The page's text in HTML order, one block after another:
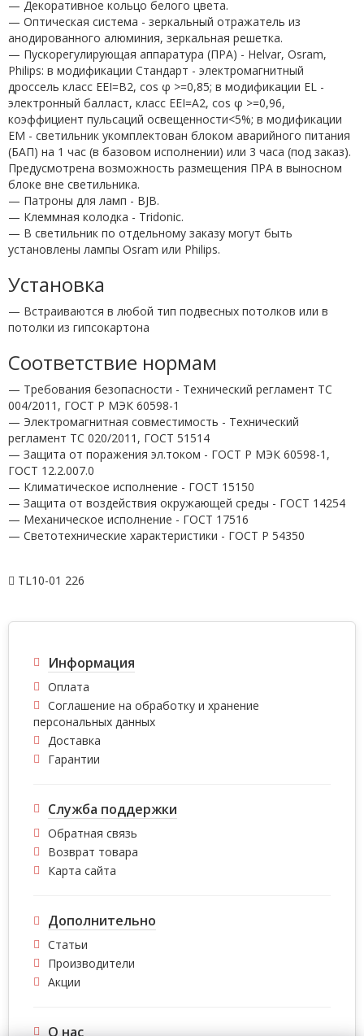
— Декоративное кольцо белого цвета.
— Оптическая система - зеркальный отражатель из
анодированного алюминия, зеркальная решетка.
— Пускорегулирующая аппаратура (ПРА) - Helvar, Osram,
Philips: в модификации Стандарт - электромагнитный
дроссель класс EEI=B2, cos φ >=0,85; в модификации EL -
электронный балласт, класс EEI=A2, cos φ >=0,96,
коэффициент пульсаций освещенности<5%; в модификации
EM - светильник укомплектован блоком аварийного питания
(БАП) на 1 час (в базовом исполнении) или 3 часа (под заказ).
Предусмотрена возможность размещения ПРА в выносном
блоке вне светильника.
— Патроны для ламп - BJB.
— Клеммная колодка - Tridonic.
— В светильник по отдельному заказу могут быть
установлены лампы Osram или Philips.
Установка
— Встраиваются в любой тип подвесных потолков или в
потолки из гипсокартона
Соответствие нормам
— Требования безопасности - Технический регламент ТС
004/2011, ГОСТ Р МЭК 60598-1
— Электромагнитная совместимость - Технический
регламент ТС 020/2011, ГОСТ 51514
— Защита от поражения эл.током - ГОСТ Р МЭК 60598-1,
ГОСТ 12.2.007.0
— Климатическое исполнение - ГОСТ 15150
— Защита от воздействия окружающей среды - ГОСТ 14254
— Механическое исполнение - ГОСТ 17516
— Светотехнические характеристики - ГОСТ P 54350
TL10-01 226
Информация
Оплата
Соглашение на обработку и хранение
персональных данных
Доставка
Гарантии
Служба поддержки
Обратная связь
Возврат товара
Карта сайта
Дополнительно
Статьи
Производители
Акции
О нас